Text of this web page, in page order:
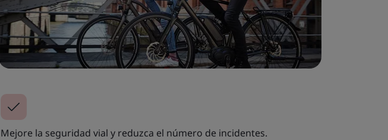
Mejore la seguridad vial y reduzca el número de incidentes.